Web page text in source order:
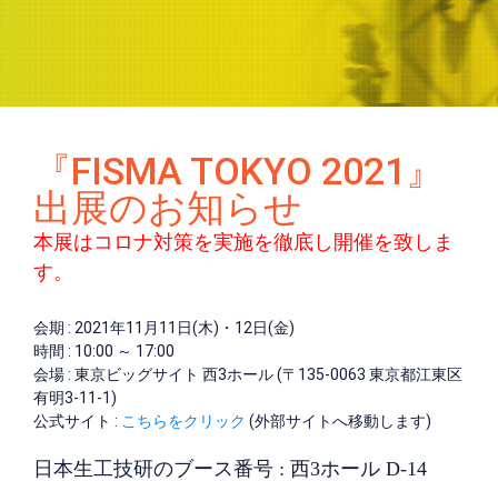
『FISMA TOKYO 2021』
出展のお知らせ
本展はコロナ対策を実施を徹底し開催を致しま
す。
会期 : 2021年11月11日(木)・12日(金)
時間 : 10:00 ～ 17:00
会場 : 東京ビッグサイト 西3ホール (〒135-0063 東京都江東区
有明3-11-1)
公式サイト : こちらをクリック (外部サイトへ移動します)
日本生工技研のブース番号 : 西3ホール D-14